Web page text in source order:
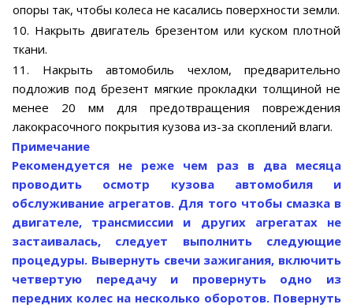
опоры так, чтобы колеса не касались поверхности земли.
10. Накрыть двигатель брезентом или куском плотной
ткани.
11. Накрыть автомобиль чехлом, предварительно
подложив под брезент мягкие прокладки толщиной не
менее 20 мм для предотвращения повреждения
лакокрасочного покрытия кузова из-за скоплений влаги.
Примечание
Рекомендуется не реже чем раз в два месяца
проводить осмотр кузова автомобиля и
обслуживание агрегатов. Для того чтобы смазка в
двигателе, трансмиссии и других агрегатах не
застаивалась, следует выполнить следующие
процедуры. Вывернуть свечи зажигания, включить
четвертую передачу и провернуть одно из
передних колес на несколько оборотов. Повернуть